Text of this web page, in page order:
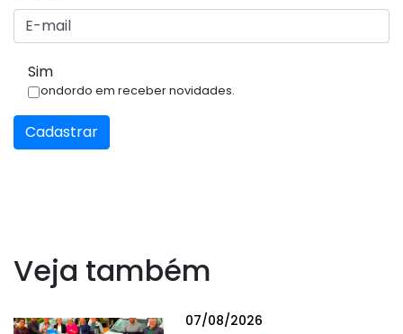
Sim
Condordo em receber novidades.
Cadastrar
Veja também
07/08/2026